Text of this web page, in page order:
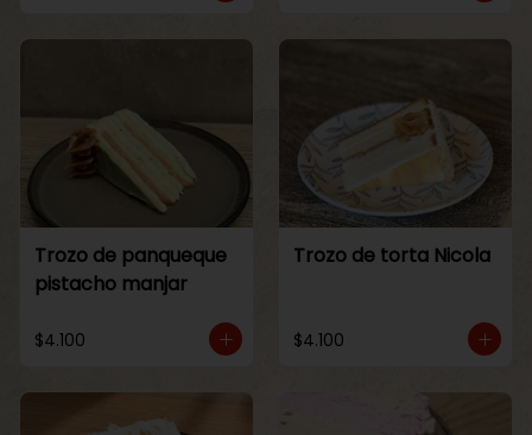
Trozo de panqueque
pistacho manjar
$4.100
Trozo de torta Nicola
$4.100